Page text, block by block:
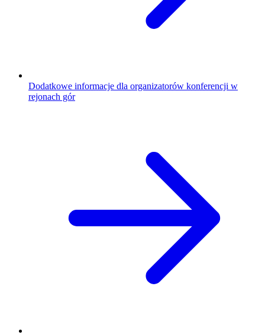
Dodatkowe informacje dla organizatorów konferencji w
rejonach gór